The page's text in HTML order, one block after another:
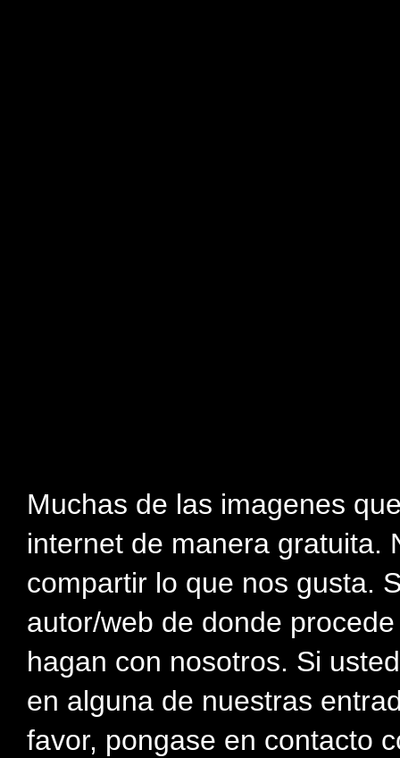
Muchas de las imagenes
internet de manera gratuita.
compartir lo que nos gusta.
autor/web de donde
hagan con nosotros. Si
en alguna de nuestras
favor, pongase en contacto